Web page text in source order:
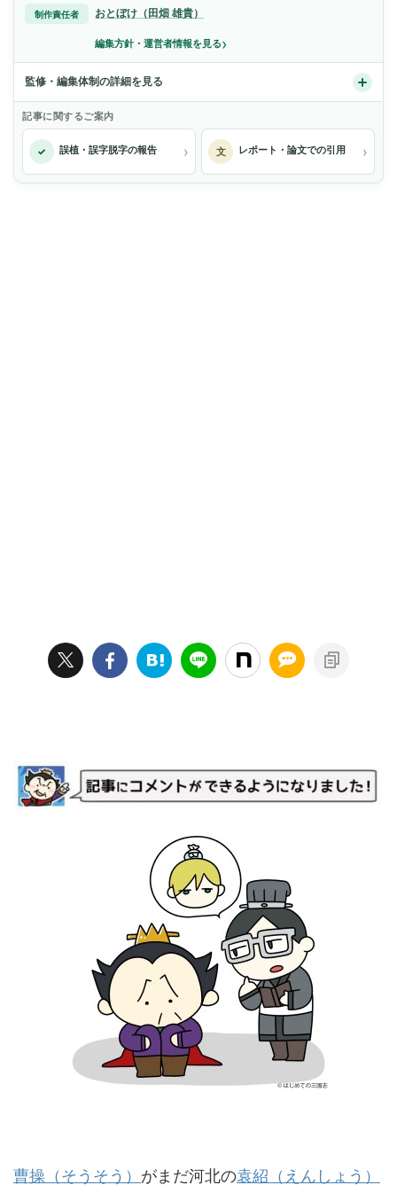
制作責任者 おとぼけ（田畑 雄貴）
編集方針・運営者情報を見る›
監修・編集体制の詳細を見る
記事に関するご案内
✓ 誤植・誤字脱字の報告 › 文 レポート・論文での引用 ›
曹操（そうそう） がまだ河北の袁紹（えんしょう）